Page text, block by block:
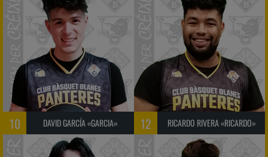
10 DAVID GARCÍA «GARCIA» 12 RICARDO RIVERA «RICARDO»